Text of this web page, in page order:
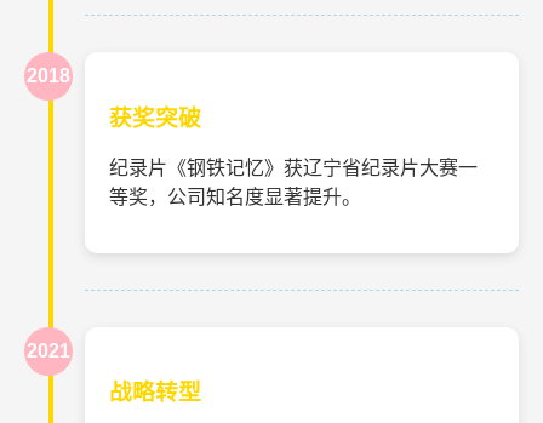
2018
获奖突破
纪录片《钢铁记忆》获辽宁省纪录片大赛一
等奖，公司知名度显著提升。
2021
战略转型